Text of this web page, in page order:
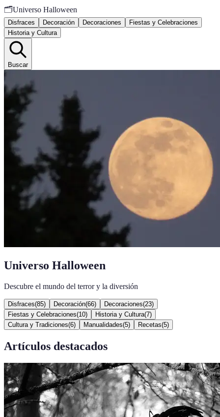
🗂️Universo Halloween
Disfraces Decoración Decoraciones
Fiestas y Celebraciones
Historia y Cultura
Buscar
Universo Halloween
Descubre el mundo del terror y la diversión
Disfraces(85) Decoración(66) Decoraciones(23)
Fiestas y Celebraciones(10) Historia y Cultura(7)
Cultura y Tradiciones(6) Manualidades(5) Recetas(5)
Artículos destacados